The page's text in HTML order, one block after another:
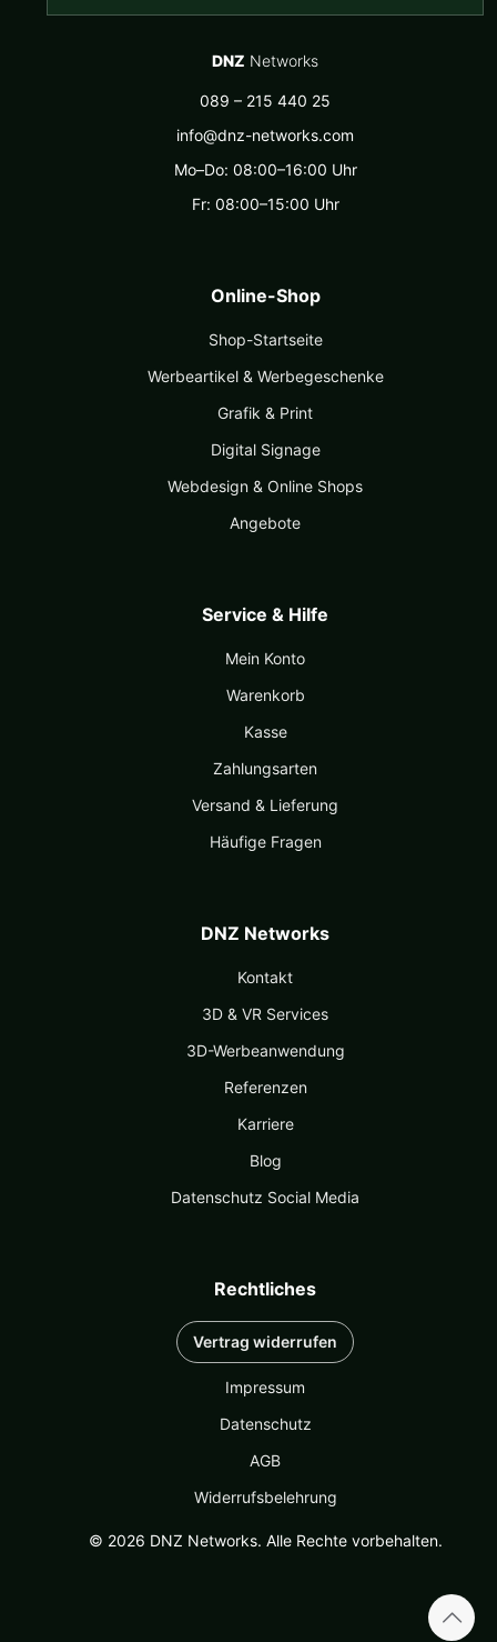
DNZ Networks
089 – 215 440 25
info@dnz-networks.com
Mo–Do: 08:00–16:00 Uhr
Fr: 08:00–15:00 Uhr
Online-Shop
Shop-Startseite
Werbeartikel & Werbegeschenke
Grafik & Print
Digital Signage
Webdesign & Online Shops
Angebote
Service & Hilfe
Mein Konto
Warenkorb
Kasse
Zahlungsarten
Versand & Lieferung
Häufige Fragen
DNZ Networks
Kontakt
3D & VR Services
3D-Werbeanwendung
Referenzen
Karriere
Blog
Datenschutz Social Media
Rechtliches
Vertrag widerrufen
Impressum
Datenschutz
AGB
Widerrufsbelehrung
© 2026 DNZ Networks. Alle Rechte vorbehalten.